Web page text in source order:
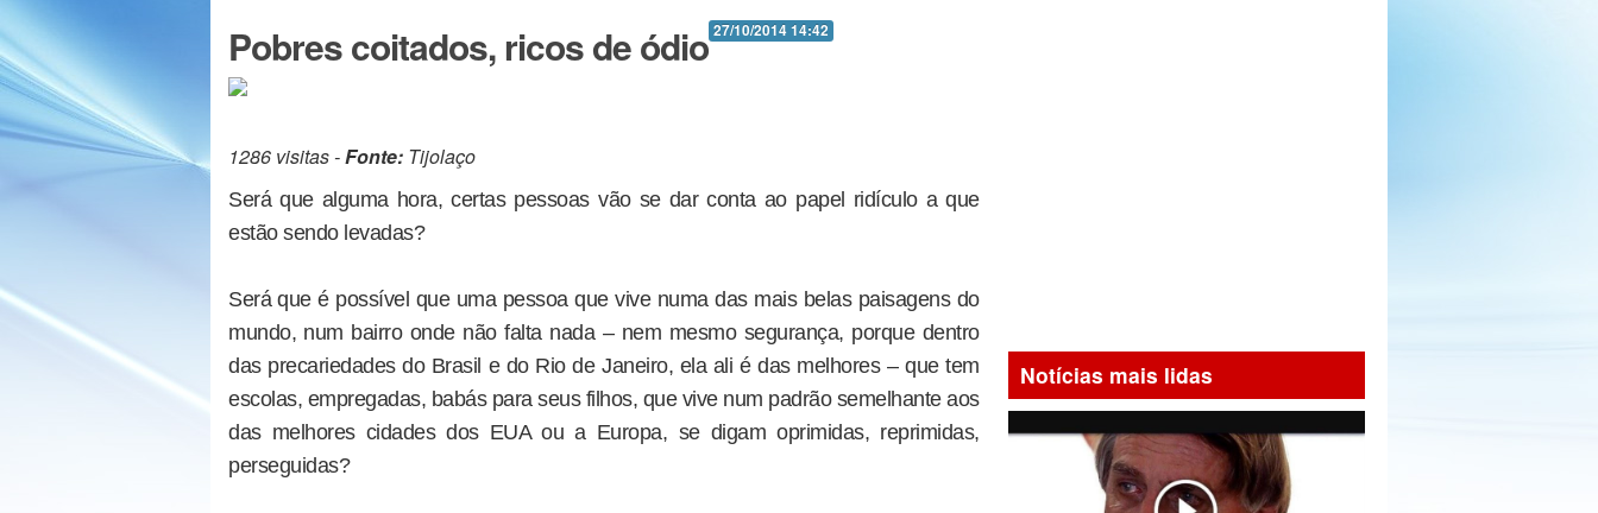
27/10/2014 14:42
Pobres coitados, ricos de ódio
1286 visitas -Fonte: Tijolaço
Será que alguma hora, certas pessoas vão se dar conta ao papel ridículo a que
estão sendo levadas?
Será que é possível que uma pessoa que vive numa das mais belas paisagens do
mundo, num bairro onde não falta nada – nem mesmo segurança, porque dentro
das precariedades do Brasil e do Rio de Janeiro, ela ali é das melhores – que tem
escolas, empregadas, babás para seus filhos, que vive num padrão semelhante aos
das melhores cidades dos EUA ou a Europa, se digam oprimidas, reprimidas,
perseguidas?
Notícias mais lidas